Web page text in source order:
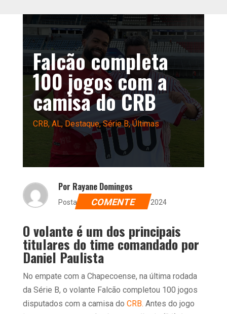
Falcão completa
100 jogos com a
camisa do CRB
CRB, AL, Destaque,Série B,Últimas
Por Rayane Domingos
Postado dia 31 de agosto de 2024
COMENTE
O volante é um dos principais
titulares do time comandado por
Daniel Paulista
No empate com a Chapecoense, na última rodada
da Série B, o volante Falcão completou 100 jogos
disputados com a camisa do CRB. Antes do jogo